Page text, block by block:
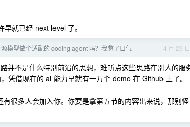
就已经 next level 了。
4 月 29 日
模型做个适配的 coding agent 吗？我憋了口气
并不是什么特别前沿的思想，难听点这些思路在别人的服
借现在的 ai 能力早就有一万个 demo 在 Github 上了。
很多人会加入你。你要是拿第五节的内容出来说，那别怪